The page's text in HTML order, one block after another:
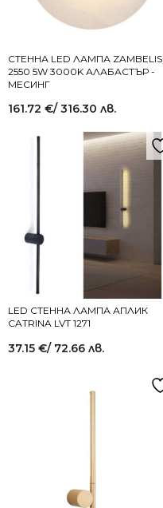
СТЕННА LED ЛАМПА ZAMBELIS
2550 5W 3000K АЛАБАСТЪР -
МЕСИНГ
161.72 €/ 316.30 лв.
LED СТЕННА ЛАМПА АПЛИК
CATRINA LVT 1271
37.15 €/ 72.66 лв.